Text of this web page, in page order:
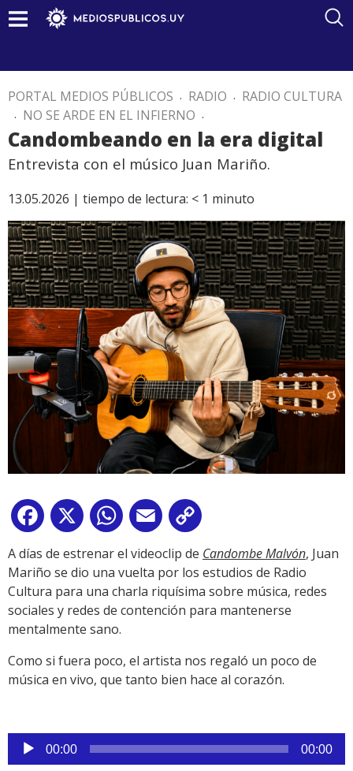
PORTAL MEDIOS PÚBLICOS . RADIO . RADIO CULTURA
. NO SE ARDE EN EL INFIERNO .
Candombeando en la era digital
Entrevista con el músico Juan Mariño.
13.05.2026 | tiempo de lectura: < 1 minuto
Facebook
X WhatsApp
Email
Link
A días de estrenar el videoclip de Candombe Malvón, Juan
Mariño se dio una vuelta por los estudios de Radio
Cultura para una charla riquísima sobre música, redes
sociales y redes de contención para mantenerse
mentalmente sano.
Como si fuera poco, el artista nos regaló un poco de
música en vivo, que tanto bien hace al corazón.
Reproductor
de
00:00 00:00